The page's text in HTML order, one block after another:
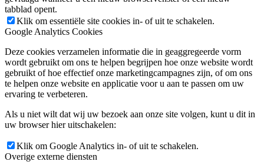
tabblad opent.
Klik om essentiële site cookies in- of uit te schakelen.
Google Analytics Cookies
Deze cookies verzamelen informatie die in geaggregeerde vorm
wordt gebruikt om ons te helpen begrijpen hoe onze website wordt
gebruikt of hoe effectief onze marketingcampagnes zijn, of om ons
te helpen onze website en applicatie voor u aan te passen om uw
ervaring te verbeteren.
Als u niet wilt dat wij uw bezoek aan onze site volgen, kunt u dit in
uw browser hier uitschakelen:
Klik om Google Analytics in- of uit te schakelen.
Overige externe diensten